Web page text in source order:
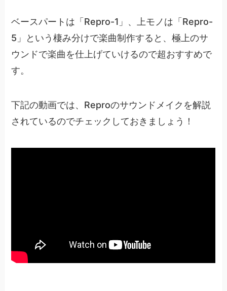
ベースパートは「Repro-1」、上モノは「Repro-
5」という棲み分けで楽曲制作すると、極上のサ
ウンドで楽曲を仕上げていけるので超おすすめで
す。
下記の動画では、Reproのサウンドメイクを解説
されているのでチェックしておきましょう！